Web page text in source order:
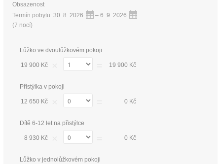
Obsazenost
Termín pobytu: 30. 8. 2026 – 6. 9. 2026
(7 nocí)
Lůžko ve dvoulůžkovém pokoji
19 900 Kč 19 900 Kč
Přistýlka v pokoji
12 650 Kč 0 Kč
Dítě 6-12 let na přistýlce
8 930 Kč 0 Kč
Lůžko v jednolůžkovém pokoji